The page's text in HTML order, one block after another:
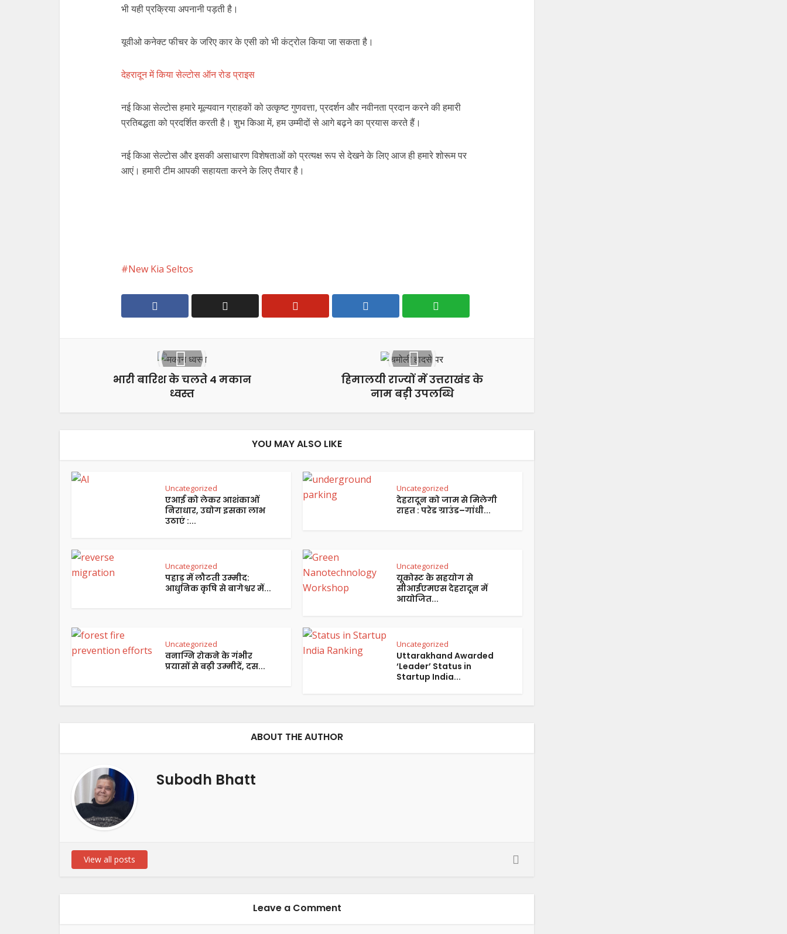
भी यही प्रक्रिया अपनानी पड़ती है।
यूवीओ कनेक्ट फीचर के जरिए कार के एसी को भी कंट्रोल किया जा सकता है।
देहरादून में किया सेल्टोस ऑन रोड प्राइस
नई किआ सेल्टोस हमारे मूल्यवान ग्राहकों को उत्कृष्ट गुणवत्ता, प्रदर्शन और नवीनता प्रदान करने की हमारी
प्रतिबद्धता को प्रदर्शित करती है। शुभ किआ में, हम उम्मीदों से आगे बढ़ने का प्रयास करते हैं।
नई किआ सेल्टोस और इसकी असाधारण विशेषताओं को प्रत्यक्ष रूप से देखने के लिए आज ही हमारे शोरूम पर
आएं। हमारी टीम आपकी सहायता करने के लिए तैयार है।
New Kia Seltos
भारी बारिश के चलते 4 मकान
ध्वस्त
हिमालयी राज्यों में उत्तराखंड के
नाम बड़ी उपलब्धि
YOU MAY ALSO LIKE
Uncategorized
एआई को लेकर आशंकाओं
निराधार, उद्योग इसका लाभ
उठाएं :...
Uncategorized
देहरादून को जाम से मिलेगी
राहत : परेड ग्राउंड–गांधी...
Uncategorized
पहाड़ में लौटती उम्मीद:
आधुनिक कृषि से बागेश्वर में...
Uncategorized
यूकोस्ट के सहयोग से
सीआईएमएस देहरादून में
आयोजित...
Uncategorized
वनाग्नि रोकने के गंभीर
प्रयासों से बढ़ी उम्मीदें, दस...
Uncategorized
Uttarakhand Awarded
‘Leader’ Status in
Startup India...
ABOUT THE AUTHOR
Subodh Bhatt
View all posts
Leave a Comment